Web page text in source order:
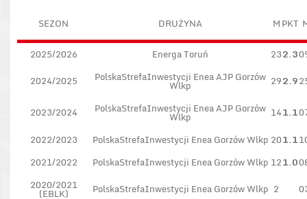
SEZON DRUŻYNA MPKT
2025/2026 Energa Toruń 232.3
2024/2025
PolskaStrefaInwestycji Enea AJP Gorzów
Wlkp 292.9
2023/2024 PolskaStrefaInwestycji Enea AJP Gorzów
Wlkp 141.1
2022/2023
PolskaStrefaInwestycji Enea Gorzów Wlkp 201.1
2021/2022
PolskaStrefaInwestycji Enea Gorzów Wlkp 121.0
2020/2021
(EBLK) PolskaStrefaInwestycji Enea Gorzów Wlkp 2